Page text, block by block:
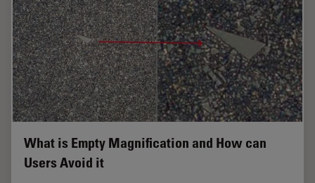
What is Empty Magnification and How can
Users Avoid it